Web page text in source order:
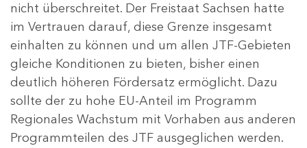
nicht überschreitet. Der Freistaat Sachsen hatte
im Vertrauen darauf, diese Grenze insgesamt
einhalten zu können und um allen JTF-Gebieten
gleiche Konditionen zu bieten, bisher einen
deutlich höheren Fördersatz ermöglicht. Dazu
sollte der zu hohe EU-Anteil im Programm
Regionales Wachstum mit Vorhaben aus anderen
Programmteilen des JTF ausgeglichen werden.